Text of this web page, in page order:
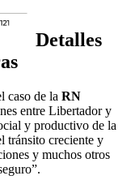
Detalles
caso de la RN
entre Libertador y
y productivo de la
tránsito creciente y
y muchos otros